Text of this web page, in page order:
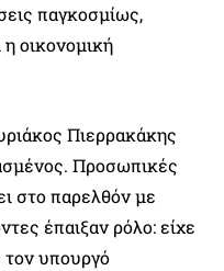
παγκοσμίως,
οικονομική
Πιερρακάκης
Προσωπικές
στο παρελθόν με
έπαιξαν ρόλο: είχε
υπουργό